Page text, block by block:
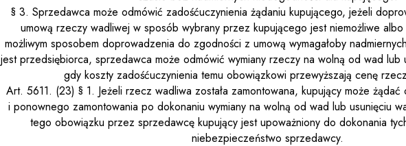
§ 3. Sprzedawca może odmówić zadośćuczynienia żądaniu kupującego, jeżeli
umową rzeczy wadliwej w sposób wybrany przez kupującego jest niemożliwe
możliwym sposobem doprowadzenia do zgodności z umową wymagałoby
jest przedsiębiorca, sprzedawca może odmówić wymiany rzeczy na wolną od wad lub
gdy koszty zadośćuczynienia temu obowiązkowi przewyższają cenę
Art. 5611. (23) § 1. Jeżeli rzecz wadliwa została zamontowana, kupujący może
i ponownego zamontowania po dokonaniu wymiany na wolną od wad lub usunięciu
tego obowiązku przez sprzedawcę kupujący jest upoważniony do dokonania
niebezpieczeństwo sprzedawcy.